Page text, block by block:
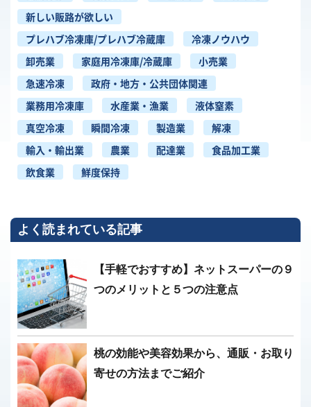
新しい販路が欲しい
プレハブ冷凍庫/プレハブ冷蔵庫
冷凍ノウハウ
卸売業
家庭用冷凍庫/冷蔵庫
小売業
急速冷凍
政府・地方・公共団体関連
業務用冷凍庫
水産業・漁業
液体窒素
真空冷凍
瞬間冷凍 製造業
解凍
輸入・輸出業
農業 配達業
食品加工業
飲食業
鮮度保持
よく読まれている記事
【手軽でおすすめ】ネットスーパーの９
つのメリットと５つの注意点
桃の効能や美容効果から、通販・お取り
寄せの方法までご紹介